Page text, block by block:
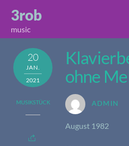
content
3rob
music
20
JAN.
2021
MUSIKSTÜCK
ohne
ADMIN
August 1982